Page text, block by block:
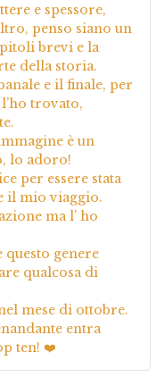
e spessore,
penso siano un
brevi e la
della storia.
e il finale, per
trovato,
è un
lo adoro!
per essere stata
il mio viaggio.
ma l’ ho
questo genere
qualcosa di
mese di ottobre.
entra
ten! ❤️